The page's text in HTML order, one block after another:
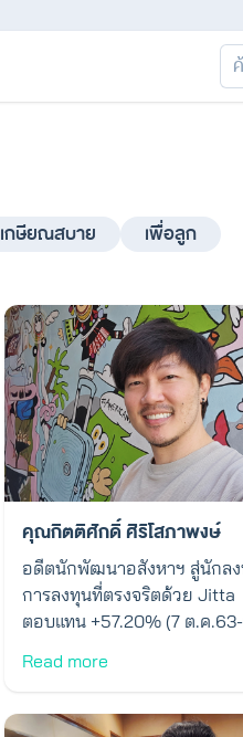
เกษียณสบาย เพื่อลูก
คุณกิตติศักดิ์ ศิริโสภาพงษ์
อดีตนักพัฒนาอสังหาฯ สู่นักล
การลงทุนที่ตรงจริตด้วย Jitta
ตอบแทน +57.20% (7 ต.ค
Read more